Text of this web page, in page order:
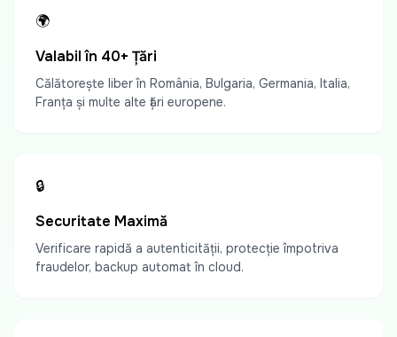
🌍
Valabil în 40+ Țări
Călătorește liber în România, Bulgaria, Germania, Italia,
Franța și multe alte țări europene.
🔒
Securitate Maximă
Verificare rapidă a autenticității, protecție împotriva
fraudelor, backup automat în cloud.